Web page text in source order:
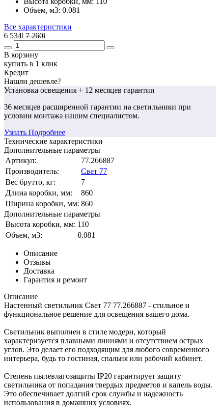
Объем, м3: 0.081
Все характеристики
6 534i 7 260i
В корзину
купить в 1 клик
Кредит
Нашли дешевле?
Установка освещения + 12 месяцев гарантии
36 месяцев расширенной гарантии на светильники при
условии монтажа нашим специалистом.
Узнать Подробнее
Технические характеристики
Дополнительные параметры
Артикул:
77.266887
Производитель:
Свет 77
Вес брутто, кг:
7
Длина коробки, мм:
860
Ширина коробки, мм: 860
Дополнительные параметры
Высота коробки, мм: 110
Объем, м3:
0.081
Описание
Отзывы
Доставка
Гарантия и ремонт
Описание
Настенный светильник Свет 77 77.266887 - стильное и
функциональное решение для освещения вашего дома.
Светильник выполнен в стиле модерн, который
характеризуется плавными линиями и отсутствием острых
углов. Это делает его подходящим для любого современного
интерьера, будь то гостиная, спальня или рабочий кабинет.
Степень пылевлагозащиты IP20 гарантирует защиту
светильника от попадания твердых предметов и капель воды.
Это обеспечивает долгий срок службы и надежность
использования в домашних условиях.